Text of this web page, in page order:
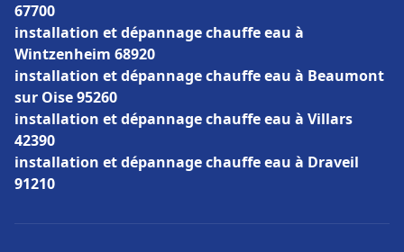
67700
installation et dépannage chauffe eau à
Wintzenheim 68920
installation et dépannage chauffe eau à Beaumont
sur Oise 95260
installation et dépannage chauffe eau à Villars
42390
installation et dépannage chauffe eau à Draveil
91210